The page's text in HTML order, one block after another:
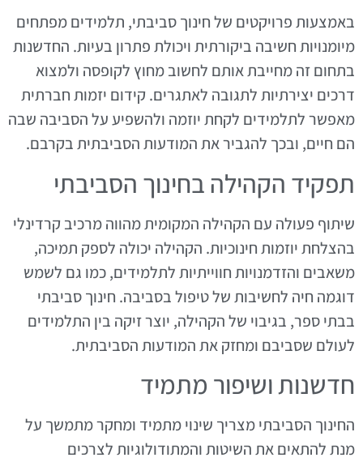
באמצעות פרויקטים של חינוך סביבתי, תלמידים מפתחים
מיומנויות חשיבה ביקורתית ויכולת פתרון בעיות. החדשנות
בתחום זה מחייבת אותם לחשוב מחוץ לקופסה ולמצוא
דרכים יצירתיות לתגובה לאתגרים. קידום יזמות חברתית
מאפשר לתלמידים לקחת יוזמה ולהשפיע על הסביבה שבה
הם חיים, ובכך להגביר את המודעות הסביבתית בקרבם.
תפקיד הקהילה בחינוך הסביבתי
שיתוף פעולה עם הקהילה המקומית מהווה מרכיב קרדינלי
בהצלחת יוזמות חינוכיות. הקהילה יכולה לספק תמיכה,
משאבים והזדמנויות חווייתיות לתלמידים, כמו גם לשמש
דוגמה חיה לחשיבות של טיפול בסביבה. חינוך סביבתי
בבתי ספר, בגיבוי של הקהילה, יוצר זיקה בין התלמידים
לעולם שסביבם ומחזק את המודעות הסביבתית.
חדשנות ושיפור מתמיד
החינוך הסביבתי מצריך שינוי מתמיד ומחקר מתמשך על
מנת להתאים את השיטות והמתודולוגיות לצרכים